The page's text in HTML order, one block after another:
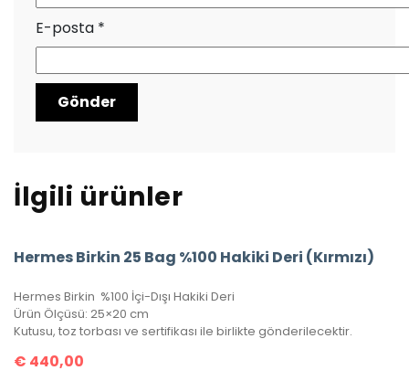
E-posta *
İlgili ürünler
Hermes Birkin 25 Bag %100 Hakiki Deri (Kırmızı)
Hermes Birkin %100 İçi-Dışı Hakiki Deri
Ürün Ölçüsü: 25×20 cm
Kutusu, toz torbası ve sertifikası ile birlikte gönderilecektir.
€ 440,00